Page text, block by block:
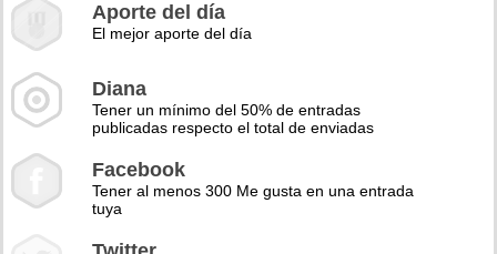
Aporte del día
El mejor aporte del día
Diana
Tener un mínimo del 50% de entradas
publicadas respecto el total de enviadas
Facebook
Tener al menos 300 Me gusta en una entrada
tuya